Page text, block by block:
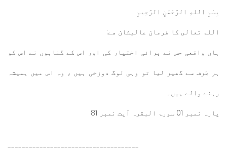
بِسْمِ اللهِ الرَّحْمَنِ الرَّحِيمِ
الله تعالى کا فرمان عالیشان ھے:
ہاں واقعی جس نے برائی اختیار کی اور اس کے گناہوں نے اس کو
ہر طرف سے گھیر لیا تو وہی لوگ دوزخی ہیں ، وہ اس میں ہمیشہ
رہنے والے ہیں۔
پارہ نمبر 01 سورۃ البقرہ آیت نمبر 81
-------------------------------------